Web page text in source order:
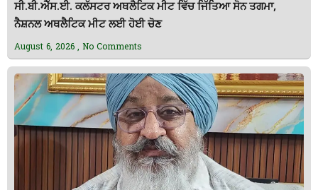
ਸੀ.ਬੀ.ਐੱਸ.ਈ. ਕਲੱਸਟਰ ਅਥਲੈਟਿਕ ਮੀਟ ਵਿੱਚ ਜਿੱਤਿਆ ਸੋਨ ਤਗਮਾ,
ਨੈਸ਼ਨਲ ਅਥਲੈਟਿਕ ਮੀਟ ਲਈ ਹੋਈ ਚੋਣ
August 6, 2026 No Comments